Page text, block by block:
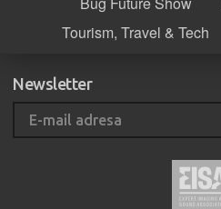
Tourism, Travel & Tech
Newsletter